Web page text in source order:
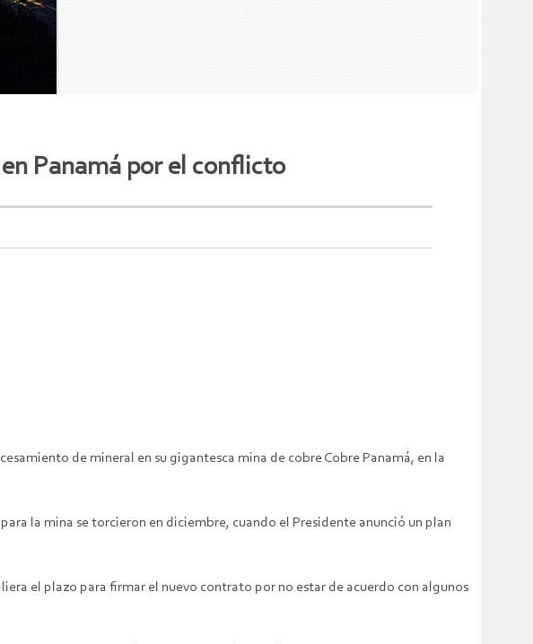
Panamá por el conflicto
de mineral en su gigantesca mina de cobre Cobre Panamá, en la
la mina se torcieron en diciembre, cuando el Presidente anunció un plan
el plazo para firmar el nuevo contrato por no estar de acuerdo con algunos